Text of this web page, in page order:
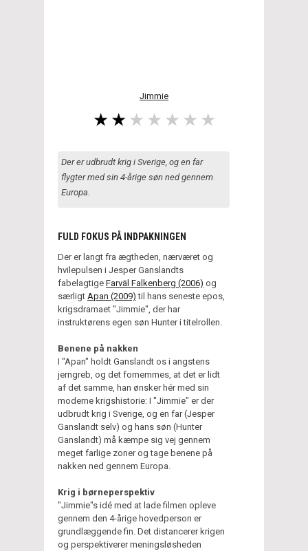
Jimmie
Der er udbrudt krig i Sverige, og en far
flygter med sin 4-årige søn ned gennem
Europa.
FULD FOKUS PÅ INDPAKNINGEN
Der er langt fra ægtheden, nærværet og
hvilepulsen i Jesper Ganslandts
fabelagtige Farväl Falkenberg (2006) og
særligt Apan (2009) til hans seneste epos,
krigsdramaet "Jimmie", der har
instruktørens egen søn Hunter i titelrollen.
Benene på nakken
I "Apan" holdt Ganslandt os i angstens
jerngreb, og det fornemmes, at det er lidt
af det samme, han ønsker hér med sin
moderne krigshistorie: I "Jimmie" er der
udbrudt krig i Sverige, og en far (Jesper
Ganslandt selv) og hans søn (Hunter
Ganslandt) må kæmpe sig vej gennem
meget farlige zoner og tage benene på
nakken ned gennem Europa.
Krig i børneperspektiv
"Jimmie"s idé med at lade filmen opleve
gennem den 4-årige hovedperson er
grundlæggende fin. Det distancerer krigen
og perspektiverer meningsløsheden